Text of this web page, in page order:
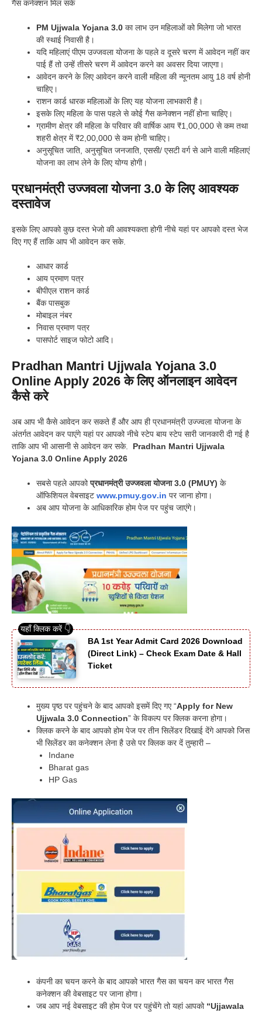
गैस कनेक्शन मिल सके
PM Ujjwala Yojana 3.0 का लाभ उन महिलाओं को मिलेगा जो भारत
की स्थाई निवासी है।
यदि महिलाएं पीएम उज्जवला योजना के पहले व दूसरे चरण में आवेदन नहीं कर
पाई हैं तो उन्हें तीसरे चरण में आवेदन करने का अवसर दिया जाएगा।
आवेदन करने के लिए आवेदन करने वाली महिला की न्यूनतम आयु 18 वर्ष होनी
चाहिए।
राशन कार्ड धारक महिलाओं के लिए यह योजना लाभकारी है।
इसके लिए महिला के पास पहले से कोई गैस कनेक्शन नहीं होना चाहिए।
ग्रामीण क्षेत्र की महिला के परिवार की वार्षिक आय ₹1,00,000 से कम तथा
शहरी क्षेत्र में ₹2,00,000 से कम होनी चाहिए।
अनुसूचित जाति, अनुसूचित जनजाति, एससी/ एसटी वर्ग से आने वाली महिलाएं
योजना का लाभ लेने के लिए योग्य होगी।
प्रधानमंत्री उज्जवला योजना 3.0 के लिए आवश्यक
दस्तावेज
इसके लिए आपको कुछ दस्त भेजो की आवश्यकता होगी नीचे यहां पर आपको दस्त भेज
दिए गए हैं ताकि आप भी आवेदन कर सके.
आधार कार्ड
आय प्रमाण पत्र
बीपीएल राशन कार्ड
बैंक पासबुक
मोबाइल नंबर
निवास प्रमाण पत्र
पासपोर्ट साइज फोटो आदि।
Pradhan Mantri Ujjwala Yojana 3.0
Online Apply 2026 के लिए ऑनलाइन आवेदन
कैसे करे
अब आप भी कैसे आवेदन कर सकते हैं और आप ही प्रधानमंत्री उज्ज्वला योजना के
अंतर्गत आवेदन कर पाएंगे यहां पर आपको नीचे स्टेप बाय स्टेप सारी जानकारी दी गई है
ताकि आप भी आसानी से आवेदन कर सके. Pradhan Mantri Ujjwala
Yojana 3.0 Online Apply 2026
सबसे पहले आपकोप्रधानमंत्री उज्जवला योजना 3.0 (PMUY) के
ऑफिशियल वेबसाइट www.pmuy.gov.in पर जाना होगा।
अब आप योजना के आधिकारिक होम पेज पर पहुंच जाएंगे।
BA 1st Year Admit Card 2026 Download
(Direct Link) – Check Exam Date & Hall
Ticket
मुख्य पृष्ठ पर पहुंचने के बाद आपको इसमें दिए गए “Apply for New
Ujjwala 3.0 Connection” के विकल्प पर क्लिक करना होगा।
क्लिक करने के बाद आपको होम पेज पर तीन सिलेंडर दिखाई देंगे आपको जिस
भी सिलेंडर का कनेक्शन लेना है उसे पर क्लिक कर दें तुम्हारी –
Indane
Bharat gas
HP Gas
कंपनी का चयन करने के बाद आपको भारत गैस का चयन कर भारत गैस
कनेक्शन की वेबसाइट पर जाना होगा।
जब आप नई वेबसाइट की होम पेज पर पहुंचेंगे तो यहां आपको “Ujjawala